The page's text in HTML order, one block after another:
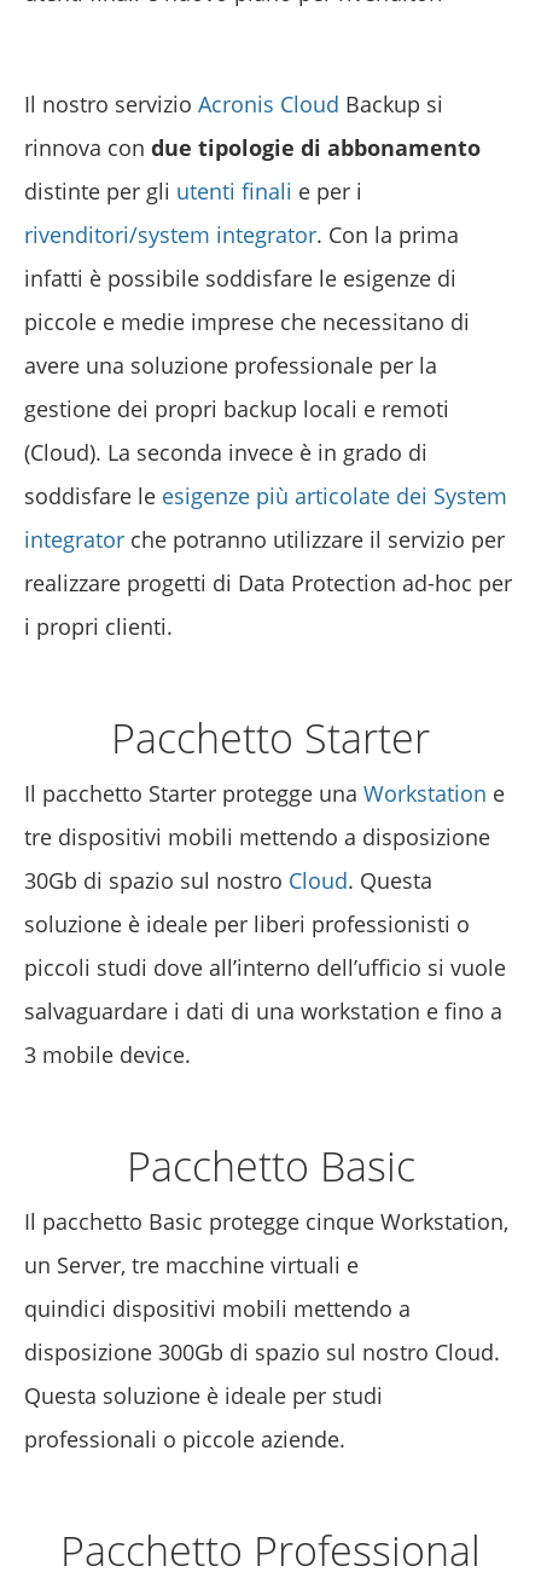
Il nostro servizio Acronis Cloud Backup si
rinnova con due tipologie di abbonamento
distinte per gli utenti finali e per i
rivenditori/system integrator. Con la prima
infatti è possibile soddisfare le esigenze di
piccole e medie imprese che necessitano di
avere una soluzione professionale per la
gestione dei propri backup locali e remoti
(Cloud). La seconda invece è in grado di
soddisfare le esigenze più articolate dei System
integrator che potranno utilizzare il servizio per
realizzare progetti di Data Protection ad-hoc per
i propri clienti.
Pacchetto Starter
Il pacchetto Starter protegge una Workstation e
tre dispositivi mobili mettendo a disposizione
30Gb di spazio sul nostro Cloud. Questa
soluzione è ideale per liberi professionisti o
piccoli studi dove all’interno dell’ufficio si vuole
salvaguardare i dati di una workstation e fino a
3 mobile device.
Pacchetto Basic
Il pacchetto Basic protegge cinque Workstation,
un Server, tre macchine virtuali e
quindici dispositivi mobili mettendo a
disposizione 300Gb di spazio sul nostro Cloud.
Questa soluzione è ideale per studi
professionali o piccole aziende.
Pacchetto Professional